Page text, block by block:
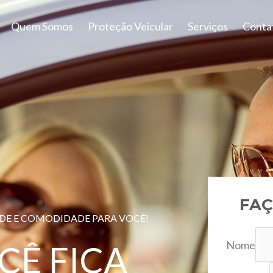
Quem Somos Proteção Veicular Serviços
E COMODIDADE PARA VOCÊ!
FICA
Nome